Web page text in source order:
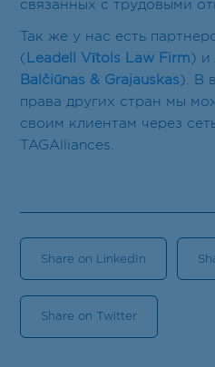
связанных с трудовыми
Так же у нас есть
( Leadell Vītols Law Firm ) и
Balčiūnas & Grajauskas ). В
права других стран мы
своим клиентам через
TAGAlliances.
Share on LinkedIn
Share on Twitter